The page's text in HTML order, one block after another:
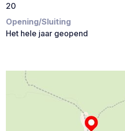
20
Opening/Sluiting
Het hele jaar geopend